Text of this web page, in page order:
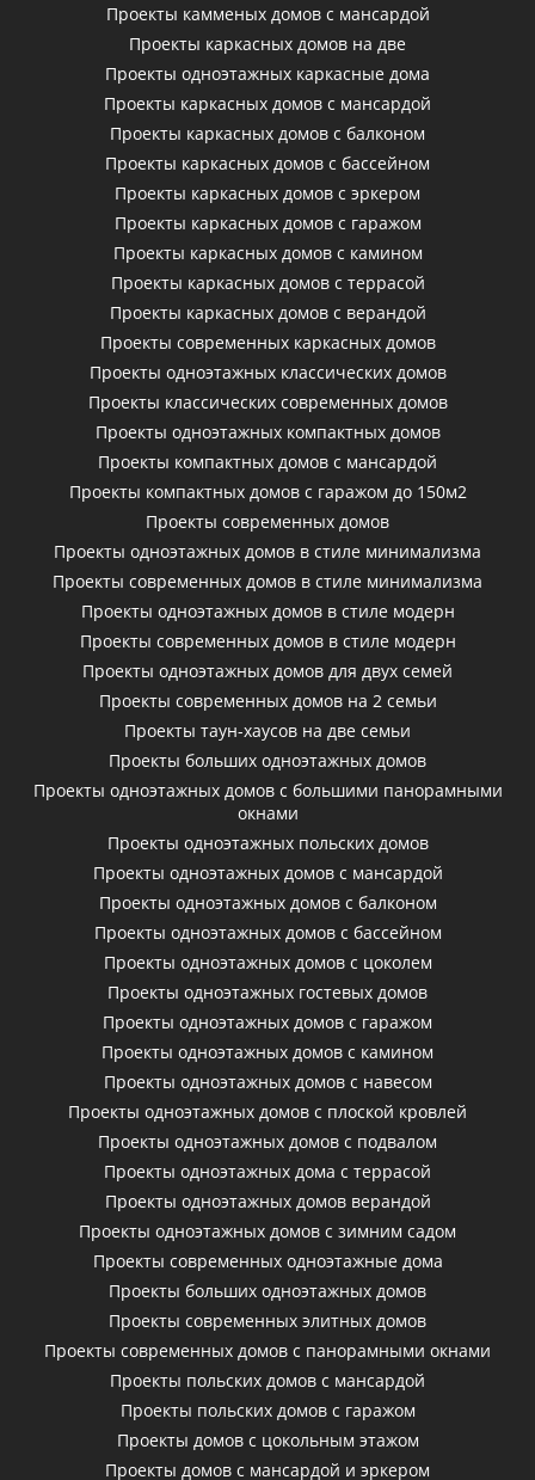
Проекты камменых домов с мансардой
Проекты каркасных домов на две
Проекты одноэтажных каркасные дома
Проекты каркасных домов с мансардой
Проекты каркасных домов с балконом
Проекты каркасных домов с бассейном
Проекты каркасных домов с эркером
Проекты каркасных домов с гаражом
Проекты каркасных домов с камином
Проекты каркасных домов с террасой
Проекты каркасных домов с верандой
Проекты современных каркасных домов
Проекты одноэтажных классических домов
Проекты классических современных домов
Проекты одноэтажных компактных домов
Проекты компактных домов с мансардой
Проекты компактных домов с гаражом до 150м2
Проекты современных домов
Проекты одноэтажных домов в стиле минимализма
Проекты современных домов в стиле минимализма
Проекты одноэтажных домов в стиле модерн
Проекты современных домов в стиле модерн
Проекты одноэтажных домов для двух семей
Проекты современных домов на 2 семьи
Проекты таун-хаусов на две семьи
Проекты больших одноэтажных домов
Проекты одноэтажных домов с большими панорамными
окнами
Проекты одноэтажных польских домов
Проекты одноэтажных домов с мансардой
Проекты одноэтажных домов с балконом
Проекты одноэтажных домов с бассейном
Проекты одноэтажных домов с цоколем
Проекты одноэтажных гостевых домов
Проекты одноэтажных домов с гаражом
Проекты одноэтажных домов с камином
Проекты одноэтажных домов с навесом
Проекты одноэтажных домов с плоской кровлей
Проекты одноэтажных домов с подвалом
Проекты одноэтажных дома с террасой
Проекты одноэтажных домов верандой
Проекты одноэтажных домов с зимним садом
Проекты современных одноэтажные дома
Проекты больших одноэтажных домов
Проекты современных элитных домов
Проекты современных домов с панорамными окнами
Проекты польских домов с мансардой
Проекты польских домов с гаражом
Проекты домов с цокольным этажом
Проекты домов с мансардой и эркером